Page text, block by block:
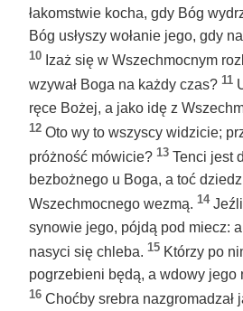
łakomstwie kocha, gdy Bóg
Bóg usłyszy wołanie jego, gdy
10 Izaż się w Wszechmocnym
wzywał Boga na każdy czas? 11
ręce Bożej, a jako idę z
12 Oto wy to wszyscy widzicie;
próżność mówicie? 13 Tenci jest
bezbożnego u Boga, a toć
Wszechmocnego wezmą. 14
synowie jego, pójdą pod miecz:
nasyci się chleba. 15 Którzy po
pogrzebieni będą, a wdowy jego
16 Choćby srebra nazgromadzał